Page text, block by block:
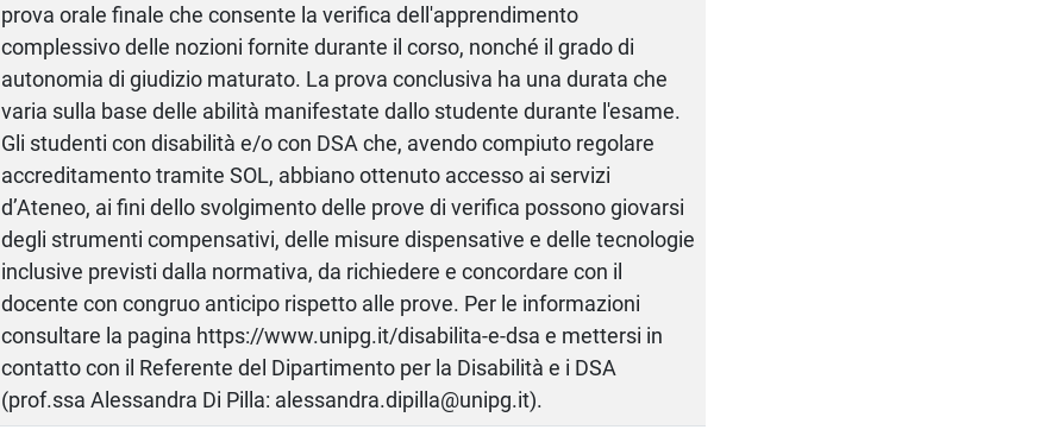
prova orale finale che consente la verifica dell'apprendimento
complessivo delle nozioni fornite durante il corso, nonché il grado di
autonomia di giudizio maturato. La prova conclusiva ha una durata che
varia sulla base delle abilità manifestate dallo studente durante l'esame.
Gli studenti con disabilità e/o con DSA che, avendo compiuto regolare
accreditamento tramite SOL, abbiano ottenuto accesso ai servizi
d’Ateneo, ai fini dello svolgimento delle prove di verifica possono giovarsi
degli strumenti compensativi, delle misure dispensative e delle tecnologie
inclusive previsti dalla normativa, da richiedere e concordare con il
docente con congruo anticipo rispetto alle prove. Per le informazioni
consultare la pagina https://www.unipg.it/disabilita-e-dsa e mettersi in
contatto con il Referente del Dipartimento per la Disabilità e i DSA
(prof.ssa Alessandra Di Pilla: alessandra.dipilla@unipg.it).